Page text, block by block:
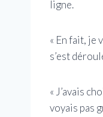
ligne.
« En fait, je
s’est
« J’avais
voyais pas